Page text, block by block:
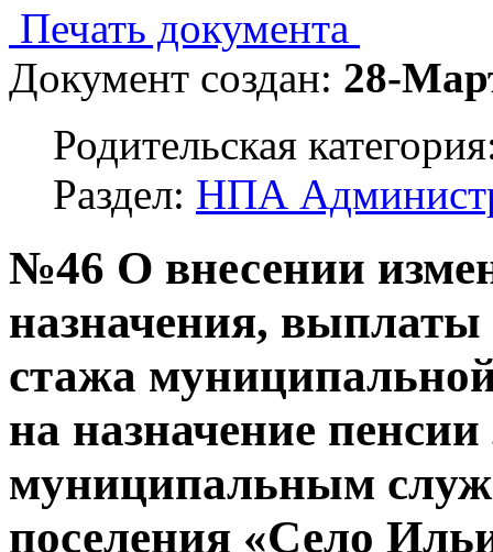
Печать документа
Документ создан: 28-
Родительская
Раздел: НПА
№46 О внесении
назначения, выплаты
стажа
на назначение
муниципальным
поселения «Село